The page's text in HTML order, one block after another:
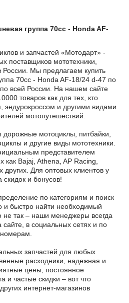
группа 70cc - Honda AF-
и запчастей «Мотодарт» -
поставщиков мототехники,
России. Мы предлагаем купить
70cc - Honda AF-18/24 d-47 по
по всей России. На нашем сайте
товаров как для тех, кто
эндурокроссом и другими видами
мотопутешествий.
дорожные мотоциклы, питбайки,
и другие виды мототехники.
представителем
как Bajaj, Athena, AP Racing,
других. Для оптовых клиентов у
скидок и бонусов!
по категориям и поиск
и быстро найти необходимый
не так – наши менеджеры всегда
сайте, в социальных сетях и по
запчастей для любых
расходники, надежная и
цены, постоянное
и частые скидки – вот что
интернет-магазинов